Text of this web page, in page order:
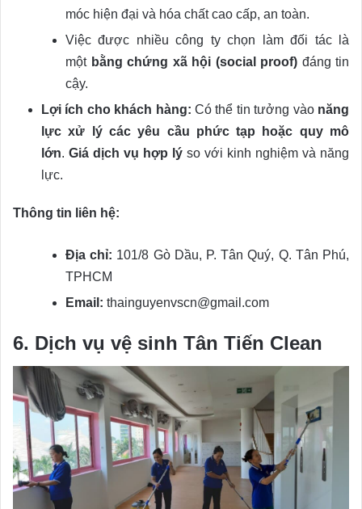
móc hiện đại và hóa chất cao cấp, an toàn.
Việc được nhiều công ty chọn làm đối tác là
một bằng chứng xã hội (social proof) đáng tin
cậy.
Lợi ích cho khách hàng: Có thể tin tưởng vào năng
lực xử lý các yêu cầu phức tạp hoặc quy mô
lớn. Giá dịch vụ hợp lý so với kinh nghiệm và năng
lực.
Thông tin liên hệ:
Địa chỉ: 101/8 Gò Dầu, P. Tân Quý, Q. Tân Phú,
TPHCM
Email: thainguyenvscn@gmail.com
6. Dịch vụ vệ sinh Tân Tiến Clean